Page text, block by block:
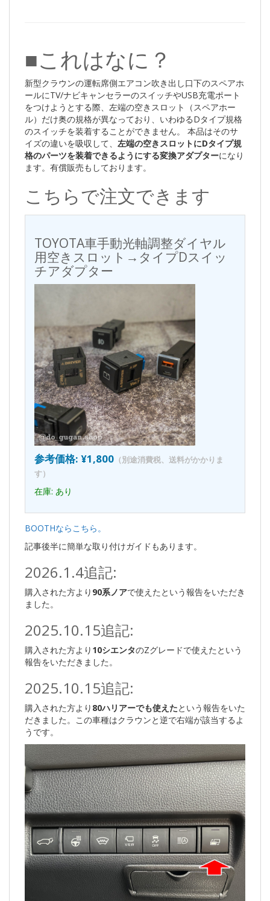
■これはなに？
新型クラウンの運転席側エアコン吹き出し口下のスペアホ
ールにTV/ナビキャンセラーのスイッチやUSB充電ポート
をつけようとする際、左端の空きスロット（スペアホー
ル）だけ奥の規格が異なっており、いわゆるDタイプ規格
のスイッチを装着することができません。 本品はそのサ
イズの違いを吸収して、 左端の空きスロットにDタイプ規
格のパーツを装着できるようにする変換アダプターになり
ます。有償販売もしております。
こちらで注文できます
TOYOTA車手動光軸調整ダイヤル
用空きスロット→タイプDスイッ
チアダプター
参考価格: ¥1,800 （別途消費税、送料がかかりま
す）
在庫: あり
BOOTHならこちら。
記事後半に簡単な取り付けガイドもあります。
2026.1.4追記:
購入された方より 90系ノアで使えたという報告をいただき
ました。
2025.10.15追記:
購入された方より 10シエンタのZグレードで使えたという
報告をいただきました。
2025.10.15追記:
購入された方より 80ハリアーでも使えたという報告をいた
だきました。この車種はクラウンと逆で右端が該当するよ
うです。